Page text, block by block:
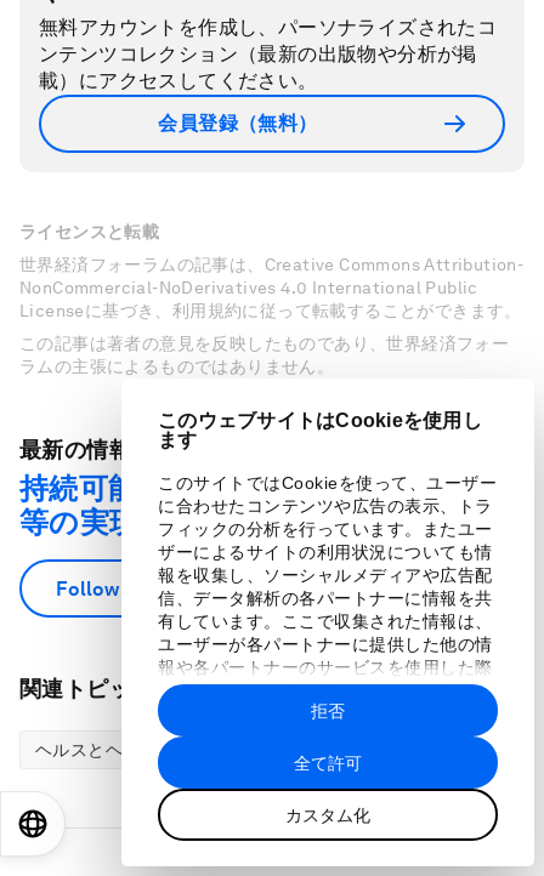
このウェブサイトはCookieを使用し
ます
このサイトではCookieを使って、ユーザー
に合わせたコンテンツや広告の表示、トラ
フィックの分析を行っています。またユー
ザーによるサイトの利用状況についても情
報を収集し、ソーシャルメディアや広告配
信、データ解析の各パートナーに情報を共
有しています。ここで収集された情報は、
ユーザーが各パートナーに提供した他の情
報や各パートナーのサービスを使用した際
に収集された情報と組み合わされ、各パー
トナーによって使用されることがありま
す。
全て許可
カスタム化
拒否
無料アカウントを作成し、パーソナライズされたコ
ンテンツコレクション（最新の出版物や分析が掲
載）にアクセスしてください。
会員登録（無料）
ライセンスと転載
世界経済フォーラムの記事は、Creative Commons Attribution-
NonCommercial-NoDerivatives 4.0 International Public
Licenseに基づき、利用規約に従って転載することができます。
この記事は著者の意見を反映したものであり、世界経済フォー
ラムの主張によるものではありません。
最新の情報をお届けします：
持続可能な開発目標５: ジェンダー平
等の実現
Follow
関連トピック：
ヘルスとヘルスケア 公正、多様性、包摂性
EN